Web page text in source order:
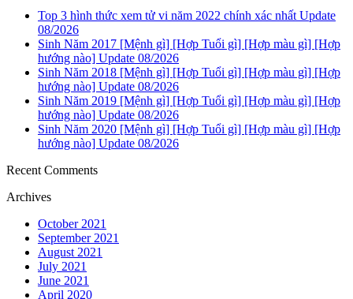
Top 3 hình thức xem tử vi năm 2022 chính xác nhất Update
08/2026
Sinh Năm 2017 [Mệnh gì] [Hợp Tuổi gì] [Hợp màu gì] [Hợp
hướng nào] Update 08/2026
Sinh Năm 2018 [Mệnh gì] [Hợp Tuổi gì] [Hợp màu gì] [Hợp
hướng nào] Update 08/2026
Sinh Năm 2019 [Mệnh gì] [Hợp Tuổi gì] [Hợp màu gì] [Hợp
hướng nào] Update 08/2026
Sinh Năm 2020 [Mệnh gì] [Hợp Tuổi gì] [Hợp màu gì] [Hợp
hướng nào] Update 08/2026
Recent Comments
Archives
October 2021
September 2021
August 2021
July 2021
June 2021
April 2020